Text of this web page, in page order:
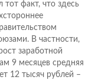
тот факт, что здесь
В частности,
заработной
9 месяцев средняя
12 тысяч рублей –